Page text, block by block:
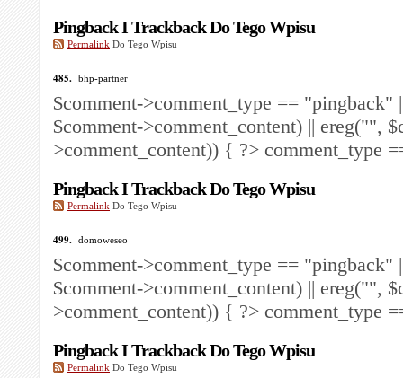
Pingback I Trackback Do Tego Wpisu
Permalink Do Tego Wpisu
485. bhp-partner
$comment->comment_type == "pingback"
$comment->comment_content) || ereg("",
>comment_content)) { ?>
Pingback I Trackback Do Tego Wpisu
Permalink Do Tego Wpisu
499. domoweseo
comment_type
$comment->comment_type == "pingback"
$comment->comment_content) || ereg("",
>comment_content)) { ?>
Pingback I Trackback Do Tego Wpisu
Permalink Do Tego Wpisu
comment_type